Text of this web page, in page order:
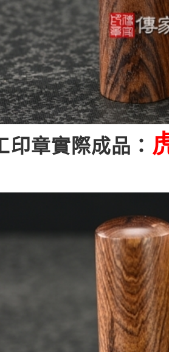
印章實際成品：